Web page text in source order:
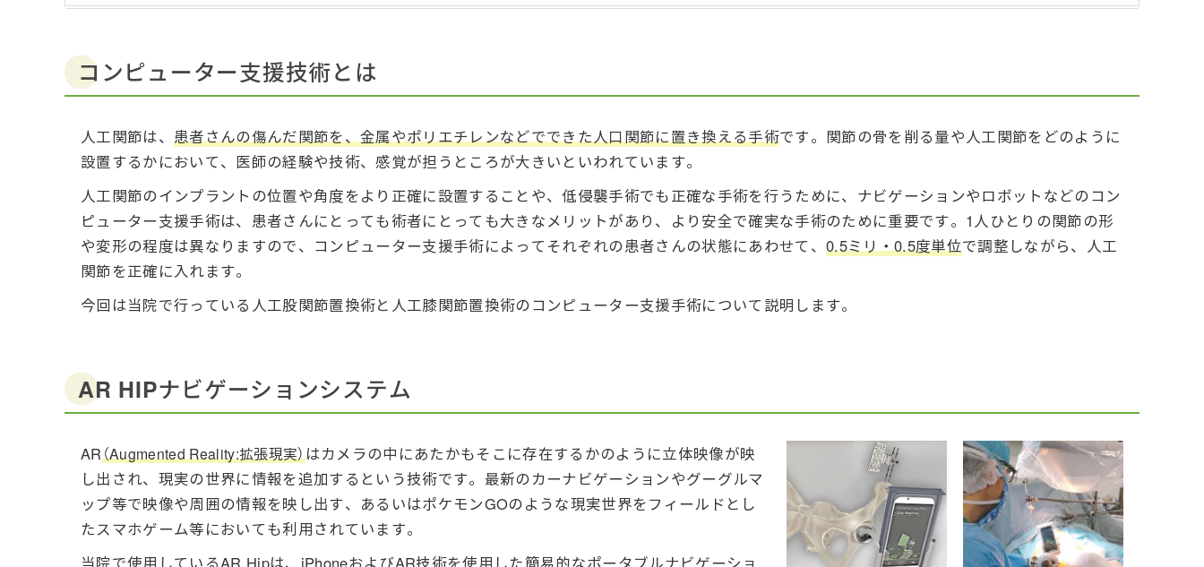
コンピューター支援技術とは
人工関節は、患者さんの傷んだ関節を、金属やポリエチレンなどでできた人口関節に置き換える手術です。関節の骨を削る量や人工関節をどのように
設置するかにおいて、医師の経験や技術、感覚が担うところが大きいといわれています。
人工関節のインプラントの位置や角度をより正確に設置することや、低侵襲手術でも正確な手術を行うために、ナビゲーションやロボットなどのコン
ピューター支援手術は、患者さんにとっても術者にとっても大きなメリットがあり、より安全で確実な手術のために重要です。1人ひとりの関節の形
や変形の程度は異なりますので、コンピューター支援手術によってそれぞれの患者さんの状態にあわせて、 0.5ミリ・0.5度単位で調整しながら、人工
関節を正確に入れます。
今回は当院で行っている人工股関節置換術と人工膝関節置換術のコンピューター支援手術について説明します。
AR HIPナビゲーションシステム
AR （Augmented Reality:拡張現実） はカメラの中にあたかもそこに存在するかのように立体映像が映
し出され、現実の世界に情報を追加するという技術です。最新のカーナビゲーションやグーグルマ
ップ等で映像や周囲の情報を映し出す、あるいはポケモンGOのような現実世界をフィールドとし
たスマホゲーム等においても利用されています。
当院で使用しているAR Hipは、iPhoneおよびAR技術を使用した簡易的なポータブルナビゲーショ